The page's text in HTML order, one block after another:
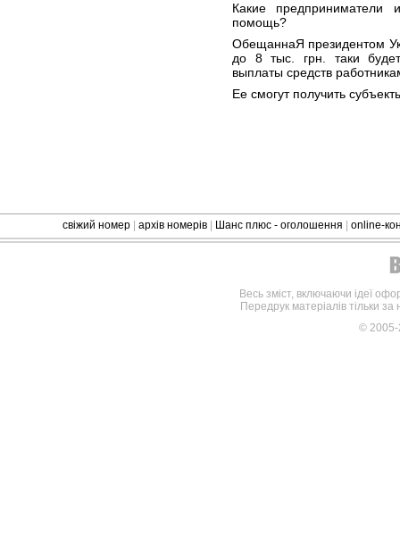
Какие предприниматели
помощь?
ОбещаннаЯ президентом
до 8 тыс. грн. таки
выплаты средств
Ее смогут получить
свіжий номер архів номерів Шанс плюс - оголошення online-
Весь зміст, включаючи ідеї
Передрук матеріалів тільки
©